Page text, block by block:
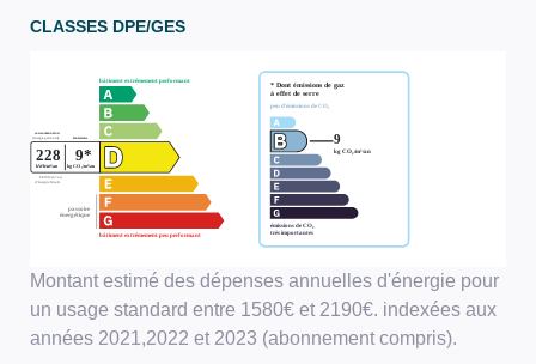
CLASSES DPE/GES
Montant estimé des dépenses annuelles d'énergie pour
un usage standard entre 1580€ et 2190€. indexées aux
années 2021,2022 et 2023 (abonnement compris).